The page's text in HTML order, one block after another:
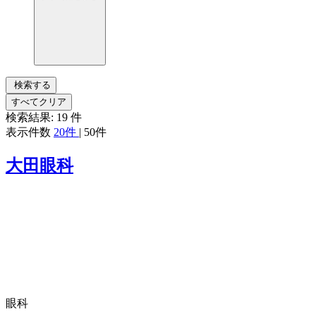
検索する
すべてクリア
検索結果: 19 件
表示件数 20件 | 50件
大田眼科
眼科